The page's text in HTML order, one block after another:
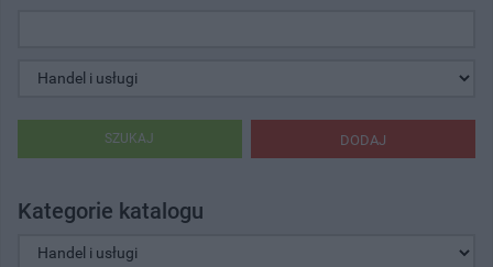
DODAJ
SZUKAJ
Kategorie katalogu